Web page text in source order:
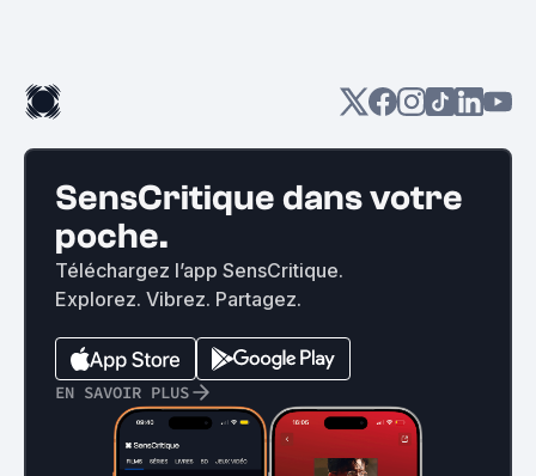
SensCritique dans votre
poche.
Téléchargez l’app SensCritique.
Explorez. Vibrez. Partagez.
EN SAVOIR PLUS